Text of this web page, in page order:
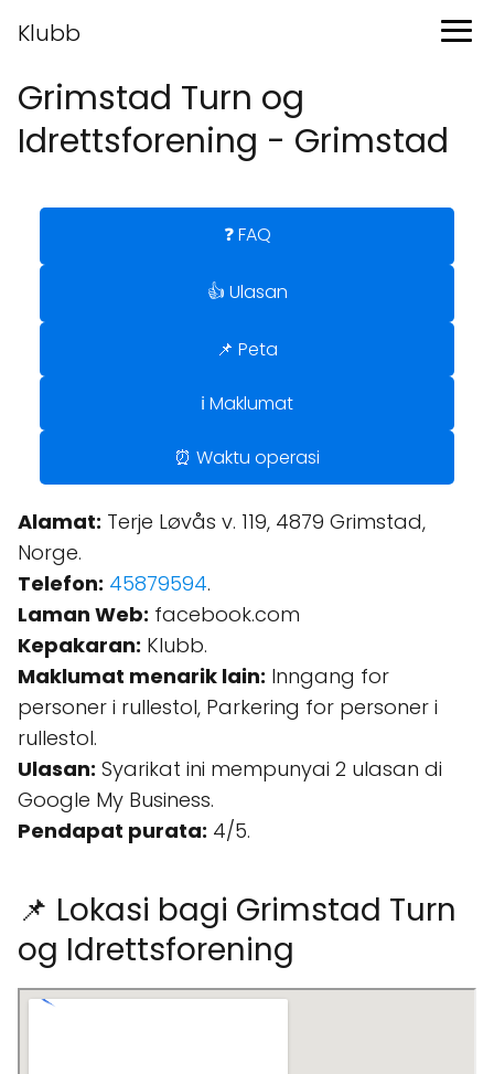
Klubb
Grimstad Turn og
Idrettsforening - Grimstad
❓ FAQ
👍 Ulasan
📌 Peta
ℹ️ Maklumat
⏰ Waktu operasi
Alamat: Terje Løvås v. 119, 4879 Grimstad,
Norge.
Telefon: 45879594.
Laman Web: facebook.com
Kepakaran: Klubb.
Maklumat menarik lain: Inngang for
personer i rullestol, Parkering for personer i
rullestol.
Ulasan: Syarikat ini mempunyai 2 ulasan di
Google My Business.
Pendapat purata: 4/5.
📌 Lokasi bagi Grimstad Turn
og Idrettsforening